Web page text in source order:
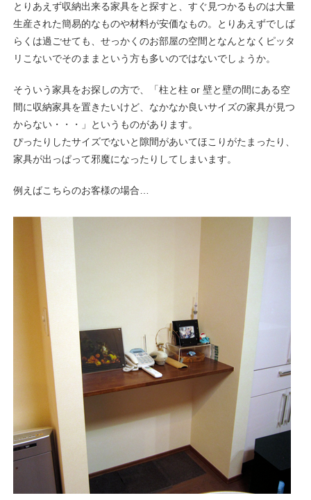
とりあえず収納出来る家具をと探すと、すぐ見つかるものは大量
生産された簡易的なものや材料が安価なもの。とりあえずでしば
らくは過ごせても、せっかくのお部屋の空間となんとなくピッタ
リこないでそのままという方も多いのではないでしょうか。
そういう家具をお探しの方で、「柱と柱 or 壁と壁の間にある空
間に収納家具を置きたいけど、なかなか良いサイズの家具が見つ
からない・・・」というものがあります。
ぴったりしたサイズでないと隙間があいてほこりがたまったり、
家具が出っぱって邪魔になったりしてしまいます。
例えばこちらのお客様の場合…